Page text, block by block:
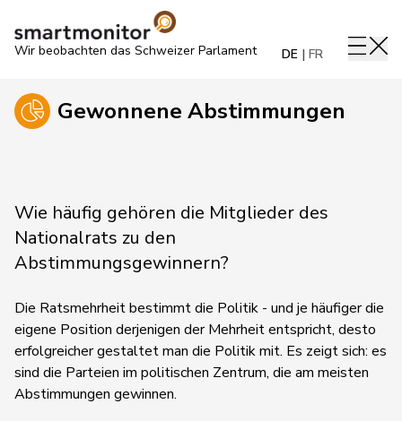
Wir beobachten das Schweizer Parlament DE FR
Gewonnene Abstimmungen
Wie häufig gehören die Mitglieder des
Nationalrats zu den
Abstimmungsgewinnern?
Die Ratsmehrheit bestimmt die Politik - und je häufiger die
eigene Position derjenigen der Mehrheit entspricht, desto
erfolgreicher gestaltet man die Politik mit. Es zeigt sich: es
sind die Parteien im politischen Zentrum, die am meisten
Abstimmungen gewinnen.